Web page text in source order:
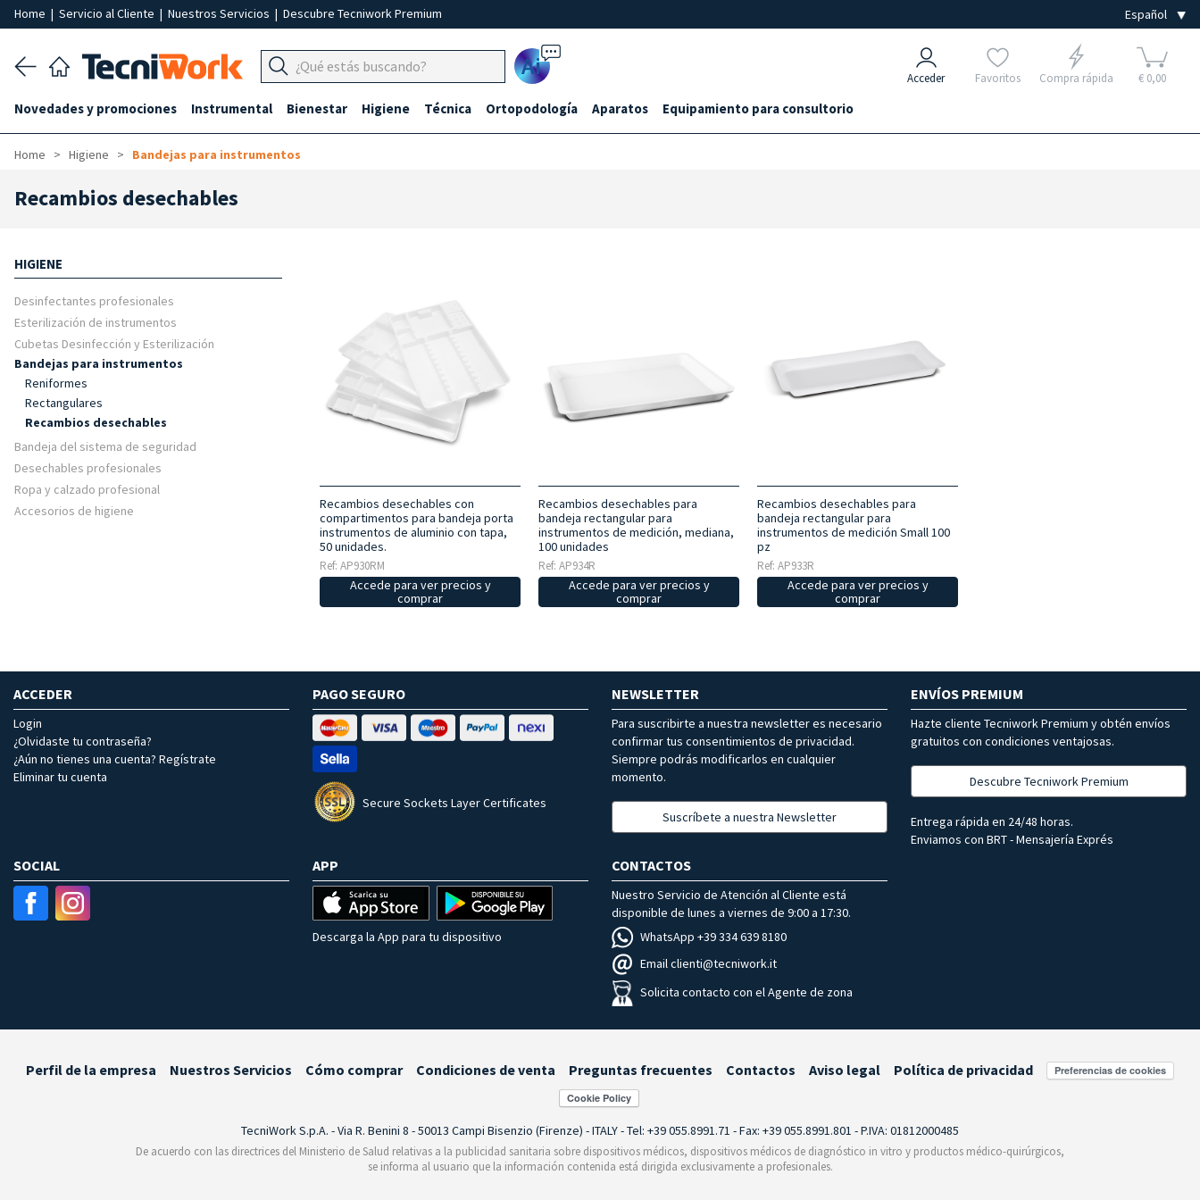
Home | Servicio al Cliente | Nuestros Servicios | Descubre Tecniwork Premium
Ai Acceder Favoritos Compra rápida € 0,00
Novedades y promociones Instrumental Bienestar Higiene Técnica Ortopodología Aparatos Equipamiento para consultorio
Home Higiene Bandejas para instrumentos
Recambios desechables
HIGIENE
Desinfectantes profesionales
Esterilización de instrumentos
Cubetas Desinfección y Esterilización
Bandejas para instrumentos
Reniformes
Rectangulares
Recambios desechables
Bandeja del sistema de seguridad
Desechables profesionales
Ropa y calzado profesional
Accesorios de higiene
Recambios desechables con
compartimentos para bandeja porta
instrumentos de aluminio con tapa,
50 unidades.
Ref: AP930RM
Accede para ver precios y
comprar
Recambios desechables para
bandeja rectangular para
instrumentos de medición, mediana,
100 unidades
Ref: AP934R
Accede para ver precios y
comprar
Recambios desechables para
bandeja rectangular para
instrumentos de medición Small 100
pz
Ref: AP933R
Accede para ver precios y
comprar
ACCEDER
Login
¿Olvidaste tu contraseña?
¿Aún no tienes una cuenta? Regístrate
Eliminar tu cuenta
PAGO SEGURO
Secure Sockets Layer Certificates
NEWSLETTER
Para suscribirte a nuestra newsletter es necesario
confirmar tus consentimientos de privacidad.
Siempre podrás modificarlos en cualquier
momento.
Suscríbete a nuestra Newsletter
ENVÍOS PREMIUM
Hazte cliente Tecniwork Premium y obtén envíos
gratuitos con condiciones ventajosas.
Descubre Tecniwork Premium
Entrega rápida en 24/48 horas.
Enviamos con BRT - Mensajería Exprés
SOCIAL APP
Descarga la App para tu dispositivo
CONTACTOS
Nuestro Servicio de Atención al Cliente está
disponible de lunes a viernes de 9:00 a 17:30.
WhatsApp +39 334 639 8180
Email clienti@tecniwork.it
Solicita contacto con el Agente de zona
Perfil de la empresa Nuestros Servicios Cómo comprar Condiciones de venta Preguntas frecuentes Contactos Aviso legal Política de privacidad Preferencias de cookies
TecniWork S.p.A. - Via R. Benini 8 - 50013 Campi Bisenzio (Firenze) - ITALY - Tel: +39 055.8991.71 - Fax: +39 055.8991.801 - P.IVA: 01812000485
De acuerdo con las directrices del Ministerio de Salud relativas a la publicidad sanitaria sobre dispositivos médicos, dispositivos médicos de diagnóstico in vitro y productos médico-quirúrgicos,
se informa al usuario que la información contenida está dirigida exclusivamente a profesionales.